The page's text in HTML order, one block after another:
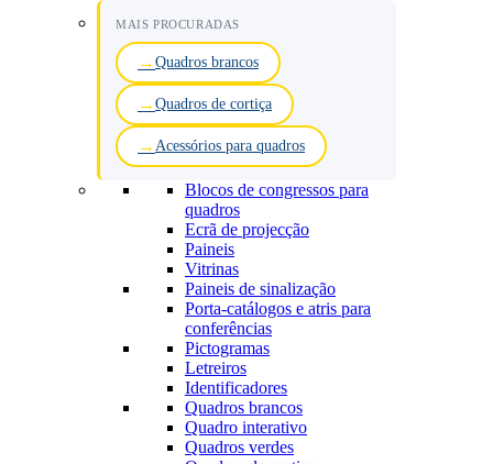
MAIS PROCURADAS
Quadros brancos
Quadros de cortiça
Acessórios para quadros
Blocos de congressos para
quadros
Ecrã de projecção
Paineis
Vitrinas
Paineis de sinalização
Porta-catálogos e atris para
conferências
Pictogramas
Letreiros
Identificadores
Quadros brancos
Quadro interativo
Quadros verdes